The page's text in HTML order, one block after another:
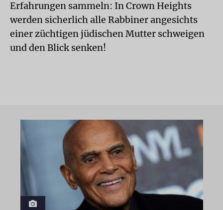
Erfahrungen sammeln: In Crown Heights
werden sicherlich alle Rabbiner angesichts
einer züchtigen jüdischen Mutter schweigen
und den Blick senken!